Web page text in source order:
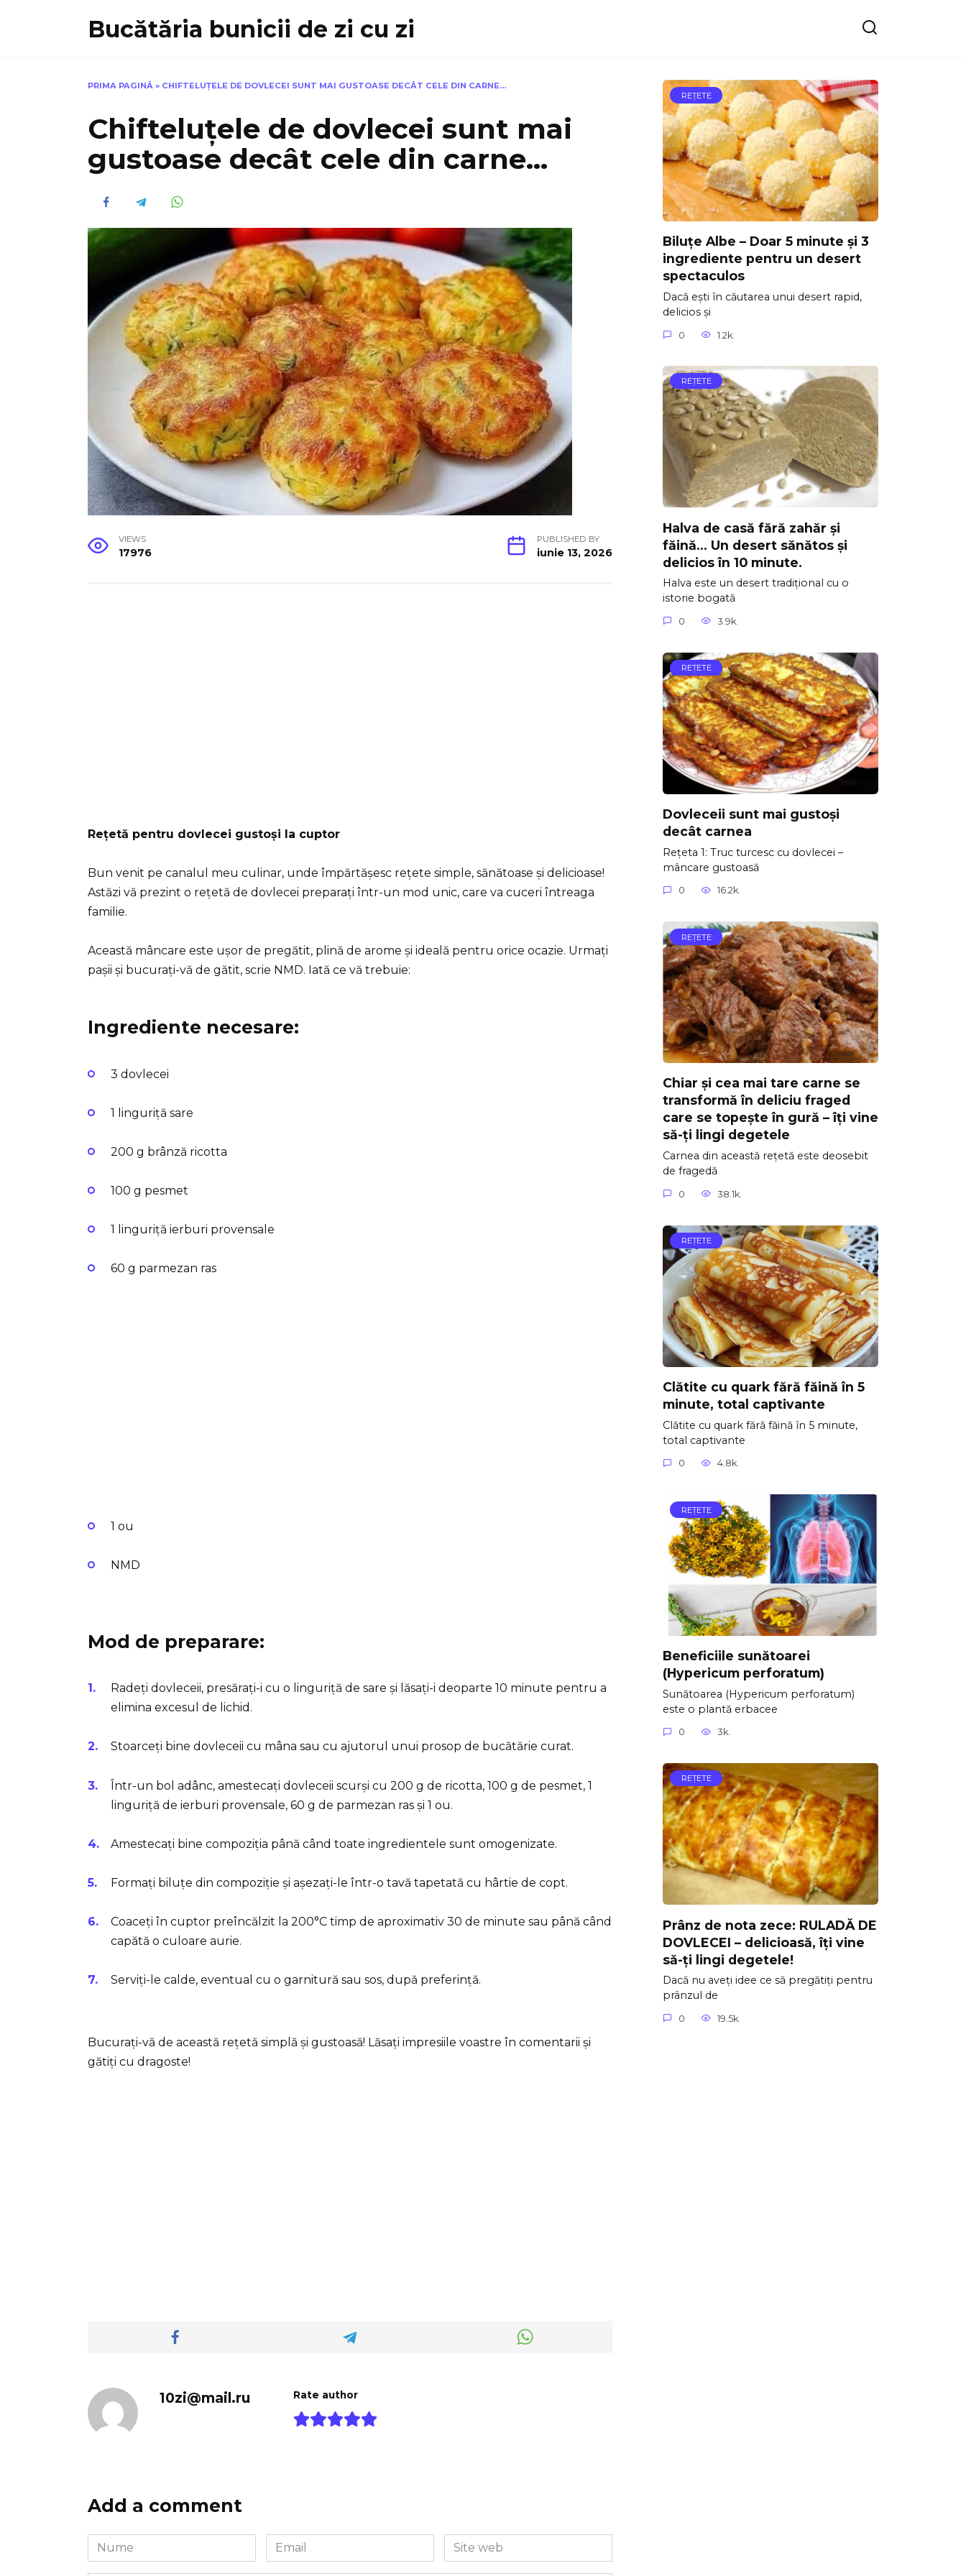
Bucătăria bunicii de zi cu zi
PRIMA PAGINĂ » CHIFTELUȚELE DE DOVLECEI SUNT MAI GUSTOASE DECÂT CELE DIN CARNE…
Chifteluțele de dovlecei sunt mai
gustoase decât cele din carne…
VIEWS
17976
PUBLISHED BY
iunie 13, 2026
Rețetă pentru dovlecei gustoși la cuptor
Bun venit pe canalul meu culinar, unde împărtășesc rețete simple, sănătoase și delicioase!
Astăzi vă prezint o rețetă de dovlecei preparați într-un mod unic, care va cuceri întreaga
familie.
Această mâncare este ușor de pregătit, plină de arome și ideală pentru orice ocazie. Urmați
pașii și bucurați-vă de gătit, scrie NMD. Iată ce vă trebuie:
Ingrediente necesare:
3 dovlecei
1 linguriță sare
200 g brânză ricotta
100 g pesmet
1 linguriță ierburi provensale
60 g parmezan ras
1 ou
NMD
Mod de preparare:
Radeți dovleceii, presărați-i cu o linguriță de sare și lăsați-i deoparte 10 minute pentru a
elimina excesul de lichid.
Stoarceți bine dovleceii cu mâna sau cu ajutorul unui prosop de bucătărie curat.
Într-un bol adânc, amestecați dovleceii scurși cu 200 g de ricotta, 100 g de pesmet, 1
linguriță de ierburi provensale, 60 g de parmezan ras și 1 ou.
Amestecați bine compoziția până când toate ingredientele sunt omogenizate.
Formați biluțe din compoziție și așezați-le într-o tavă tapetată cu hârtie de copt.
Coaceți în cuptor preîncălzit la 200°C timp de aproximativ 30 de minute sau până când
capătă o culoare aurie.
Serviți-le calde, eventual cu o garnitură sau sos, după preferință.
Bucurați-vă de această rețetă simplă și gustoasă! Lăsați impresiile voastre în comentarii și
gătiți cu dragoste!
10zi@mail.ru Rate author
Add a comment
Nume
*
Email
*
Site
web
REŢETE
Biluțe Albe – Doar 5 minute și 3
ingrediente pentru un desert
spectaculos
Dacă ești în căutarea unui desert rapid,
delicios și
0 1.2k.
REŢETE
Halva de casă fără zahăr și
făină… Un desert sănătos și
delicios în 10 minute.
Halva este un desert tradițional cu o
istorie bogată
0 3.9k.
REŢETE
Dovleceii sunt mai gustoși
decât carnea
Rețeta 1: Truc turcesc cu dovlecei –
mâncare gustoasă
0 16.2k.
REŢETE
Chiar și cea mai tare carne se
transformă în deliciu fraged
care se topește în gură – îți vine
să-ți lingi degetele
Carnea din această rețetă este deosebit
de fragedă
0 38.1k.
REŢETE
Clătite cu quark fără făină în 5
minute, total captivante
Clătite cu quark fără făină în 5 minute,
total captivante
0 4.8k.
REŢETE
Beneficiile sunătoarei
(Hypericum perforatum)
Sunătoarea (Hypericum perforatum)
este o plantă erbacee
0 3k.
REŢETE
Prânz de nota zece: RULADĂ DE
DOVLECEI – delicioasă, îți vine
să-ți lingi degetele!
Dacă nu aveți idee ce să pregătiți pentru
prânzul de
0 19.5k.